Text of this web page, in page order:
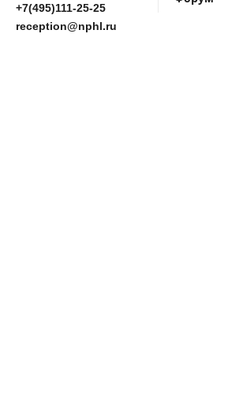
+7(495)111-25-25
reception@nphl.ru